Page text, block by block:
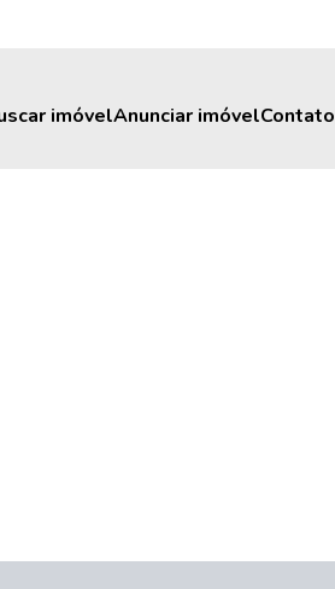
imóvelAnunciar imóvelContato